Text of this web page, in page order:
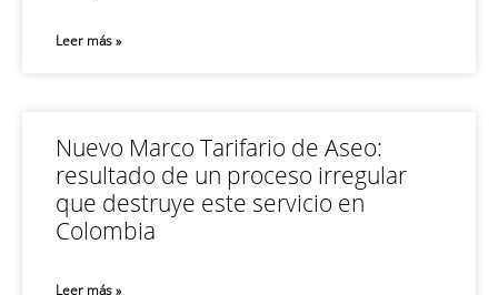
Leer más »
Nuevo Marco Tarifario de Aseo:
resultado de un proceso irregular
que destruye este servicio en
Colombia
Leer más »